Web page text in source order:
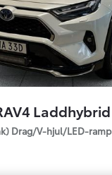
Laddhybrid
Drag/V-hjul/LED-ramp